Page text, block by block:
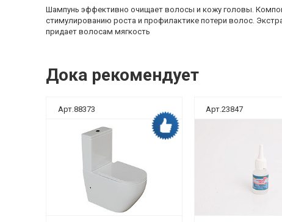
Шампунь эффективно очищает волосы и кожу головы.
стимулированию роста и профилактике потери волос.
придает волосам мягкость
Дока рекомендует
Арт.88373 Арт.23847
Дока рекомендует